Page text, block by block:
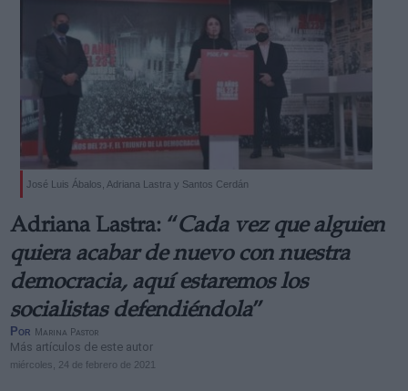
José Luis Ábalos, Adriana Lastra y Santos Cerdán
Adriana Lastra: “Cada vez que alguien
quiera acabar de nuevo con nuestra
democracia, aquí estaremos los
socialistas defendiéndola”
Por Marina Pastor
Más artículos de este autor
miércoles, 24 de febrero de 2021